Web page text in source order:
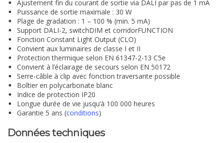
Ajustement fin du courant de sortie via DALI par pas de 1 mA
Puissance de sortie maximale : 30 W
Plage de gradation : 1 – 100 % (min. 5 mA)
Support DALI-2, switchDIM et corridorFUNCTION
Fonction Constant Light Output (CLO)
Convient aux luminaires de classe I et II
Protection thermique selon EN 61347-2-13 C5e
Convient à l’éclairage de secours selon EN 50172
Serre-câble à clip avec fonction traversante possible
Boîtier en polycarbonate blanc
Indice de protection IP20
Longue durée de vie jusqu’à 100 000 heures
Garantie 5 ans (conditions)
Données techniques